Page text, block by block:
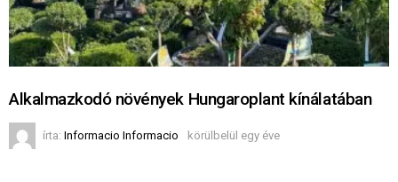
Alkalmazkodó növények Hungaroplant kínálatában
írta: Informacio Informacio körülbelül egy éve